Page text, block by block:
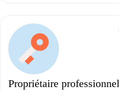
Propriétaire professionnel